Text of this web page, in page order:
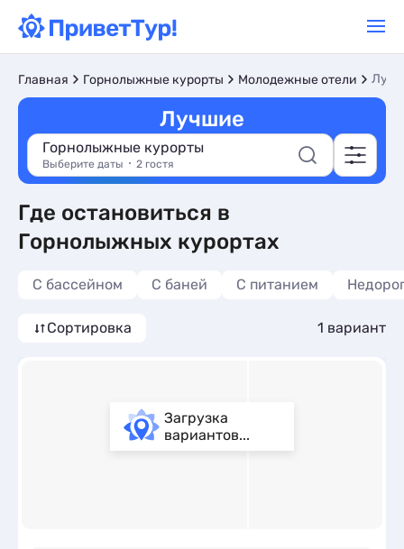
Главная Горнолыжные курорты Молодежные отели
Лучшие
Горнолыжные курорты
Выберите даты 2 гостя
Где остановиться в
Горнолыжных курортах
С бассейном С баней С питанием
Сортировка 1 вариант
Загрузка
вариантов...